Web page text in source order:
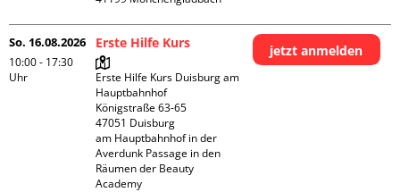
So. 16.08.2026
10:00 - 17:30
Uhr
Erste Hilfe Kurs
Erste Hilfe Kurs Duisburg am
Hauptbahnhof
Königstraße 63-65
47051 Duisburg
am Hauptbahnhof in der
Averdunk Passage in den
Räumen der Beauty
Academy
jetzt anmelden